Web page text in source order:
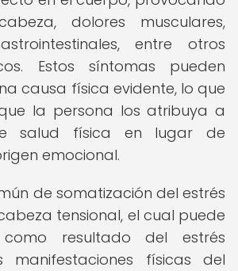
dolores musculares,
entre otros
Estos síntomas pueden
causa física evidente, lo que
la persona los atribuya a
salud física en lugar de
emocional.
de somatización del estrés
tensional, el cual puede
como resultado del estrés
manifestaciones físicas del